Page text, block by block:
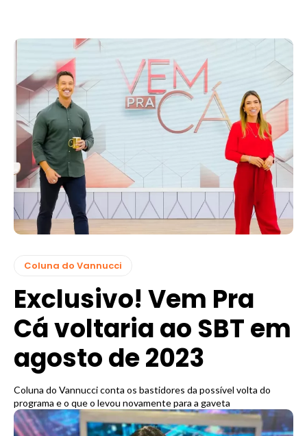
Coluna do Vannucci
Exclusivo! Vem Pra
Cá voltaria ao SBT em
agosto de 2023
Coluna do Vannucci conta os bastidores da possível volta do
programa e o que o levou novamente para a gaveta